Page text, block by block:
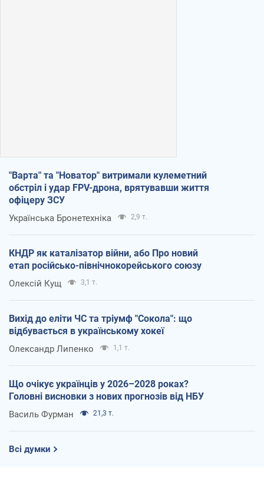
"Варта" та "Новатор" витримали кулеметний
обстріл і удар FPV-дрона, врятувавши життя
офіцеру ЗСУ
Українська Бронетехніка 2,9 т.
КНДР як каталізатор війни, або Про новий
етап російсько-північнокорейського союзу
Олексій Кущ 3,1 т.
Вихід до еліти ЧС та тріумф "Сокола": що
відбувається в українському хокеї
Олександр Липенко 1,1 т.
Що очікує українців у 2026–2028 роках?
Головні висновки з нових прогнозів від НБУ
Василь Фурман 21,3 т.
Всі думки